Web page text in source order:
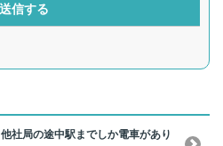
送信する
社局の途中駅までしか電車があり